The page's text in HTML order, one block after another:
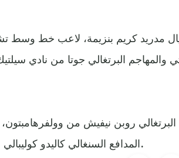
مدريد كريم بنزيمة، لاعب خط وسط
روبن نيفيش من وولفرهامبتون،
المدافع السنغالي كاليدو كوليبالي من تشيلسي.